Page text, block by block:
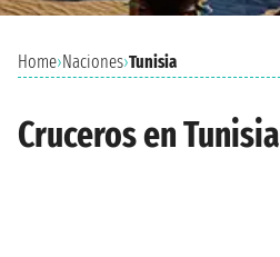
Home›Naciones›Tunisia
Cruceros en Tunisia